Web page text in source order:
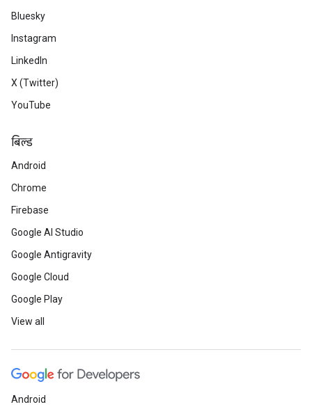
Bluesky
Instagram
LinkedIn
X (Twitter)
YouTube
बिल्ड
Android
Chrome
Firebase
Google AI Studio
Google Antigravity
Google Cloud
Google Play
View all
Android